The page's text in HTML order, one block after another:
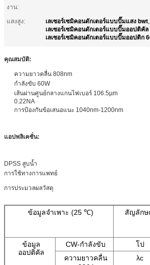
งาน:
แสงสูง: เลเซอร์เซมิคอนดักเตอร์แบบปั๊มแสง bwt,
เลเซอร์เซมิคอนดักเตอร์แบบปั๊มออปติคั
เลเซอร์เซมิคอนดักเตอร์แบบปั๊มออปติก
คุณสมบัติ:
ความยาวคลื่น 808nm
กำลังขับ 60W
เส้นผ่านศูนย์กลางแกนไฟเบอร์ 106.5µm
0.22NA
การป้องกันข้อเสนอแนะ 1040nm-1200nm
แอปพลิเคชั่น:
DPSS สูบน้ำ
การใช้ทางการแพทย์
การประมวลผลวัสดุ
ข้อมูลจำเพาะ (25 ℃) สัญลัก
ข้อมูล
ออปติคัล
CW-กำลังขับ โป
ความยาวคลื่น
λc